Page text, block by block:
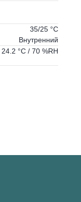
35/25 °C
Внутренний
24.2 °C / 70 %RH